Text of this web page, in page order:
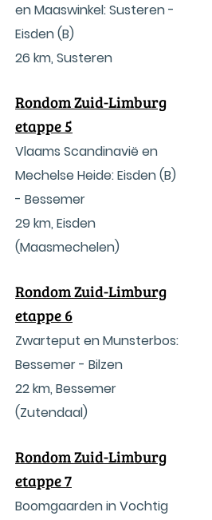
en Maaswinkel: Susteren -
Eisden (B)
26 km, Susteren
Rondom Zuid-Limburg
etappe 5
Vlaams Scandinavië en
Mechelse Heide: Eisden (B)
- Bessemer
29 km, Eisden
(Maasmechelen)
Rondom Zuid-Limburg
etappe 6
Zwarteput en Munsterbos:
Bessemer - Bilzen
22 km, Bessemer
(Zutendaal)
Rondom Zuid-Limburg
etappe 7
Boomgaarden in Vochtig